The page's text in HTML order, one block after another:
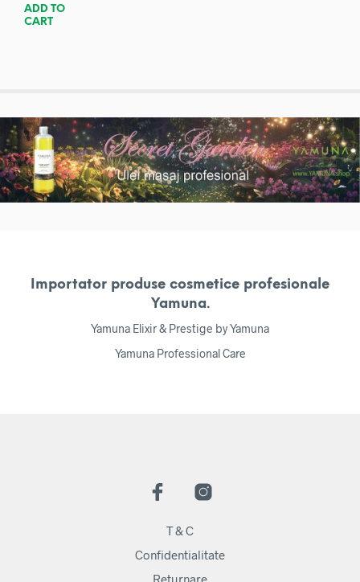
ADD TO
CART
Importator produse cosmetice profesionale
Yamuna.
Yamuna Elixir & Prestige by Yamuna
Yamuna Professional Care
T & C
Confidentialitate
Returnare